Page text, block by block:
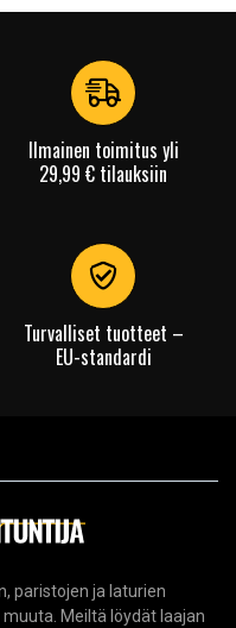
Ilmainen toimitus yli
29,99 € tilauksiin
Turvalliset tuotteet –
EU-standardi
paristojen ja laturien
Meiltä löydät laajan